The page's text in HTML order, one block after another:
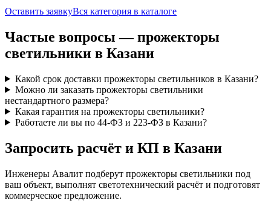
Оставить заявкуВся категория в каталоге
Частые вопросы —прожекторы
светильники в Казани
Какой срок доставки прожекторы светильников в Казани?
Можно ли заказать прожекторы светильники
нестандартного размера?
Какая гарантия на прожекторы светильники?
Работаете ли вы по 44-ФЗ и 223-ФЗ в Казани?
Запросить расчёт и КП в Казани
Инженеры Авалит подберут прожекторы светильники под
ваш объект, выполнят светотехнический расчёт и подготовят
коммерческое предложение.